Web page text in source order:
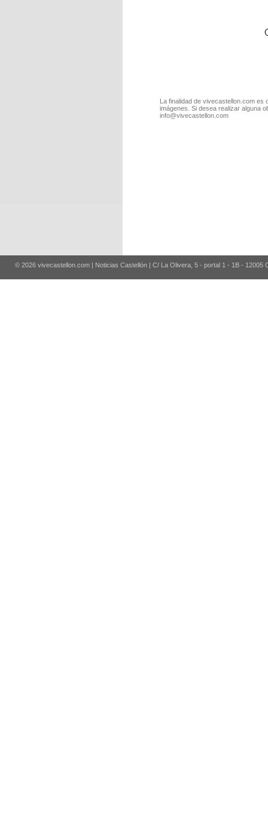
La finalidad de vivecastellon.com
imágenes. Si desea realizar alguna
info@vivecastellon.com
© 2026 vivecastellon.com | Noticias Castellón | C/ La Olivera, 5 - portal 1 - 1B - 12005